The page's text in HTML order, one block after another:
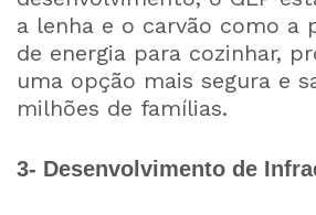
a lenha e o carvão como a
de energia para cozinhar,
uma opção mais segura e
milhões de famílias.
3- Desenvolvimento de